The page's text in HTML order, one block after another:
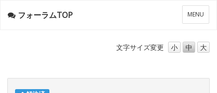
メ
ニ
ー
MENU
フォーラムTOP
文字サイズ変更 小 中 大